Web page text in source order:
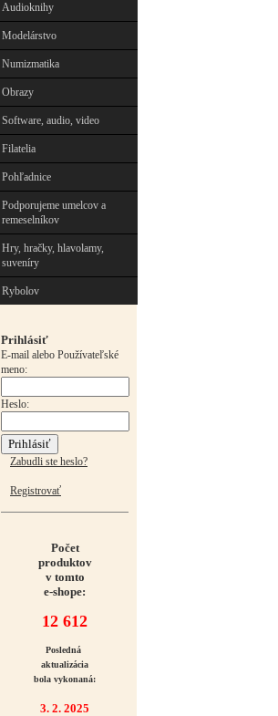
Audioknihy
Modelárstvo
Numizmatika
Obrazy
Software, audio, video
Filatelia
Pohľadnice
Podporujeme umelcov a
remeselníkov
Hry, hračky, hlavolamy,
suveníry
Rybolov
Prihlásiť
E-mail alebo Používateľské
meno:
Heslo:
Zabudli ste heslo?
Registrovať
Počet
produktov
v tomto
e-shope:
12 612
Posledná
aktualizácia
bola vykonaná:
3. 2. 2025